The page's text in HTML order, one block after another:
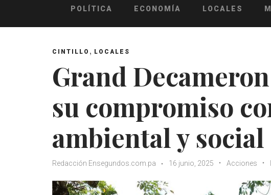
POLÍTICA ECONOMÍA LOCALES
CINTILLO , LOCALES
Grand
su compromiso
ambiental y social
Redacción Ensegundos.com.pa 16 junio, 2025 Acciones